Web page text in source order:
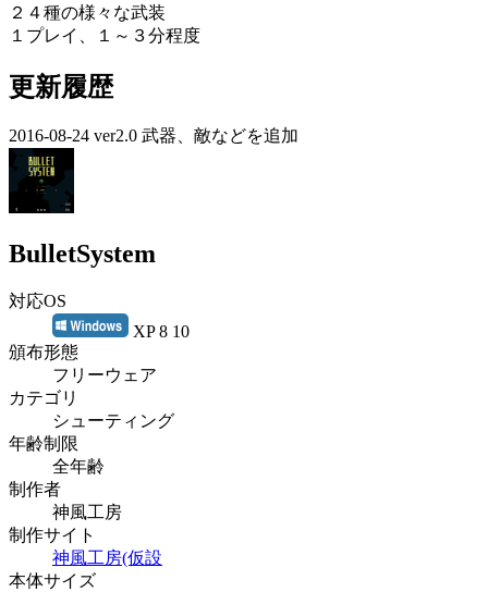
２４種の様々な武装
１プレイ、１～３分程度
更新履歴
2016-08-24 ver2.0 武器、敵などを追加
BulletSystem
対応OS
XP 8 10
頒布形態
フリーウェア
カテゴリ
シューティング
年齢制限
全年齢
制作者
神風工房
制作サイト
神風工房(仮設
本体サイズ